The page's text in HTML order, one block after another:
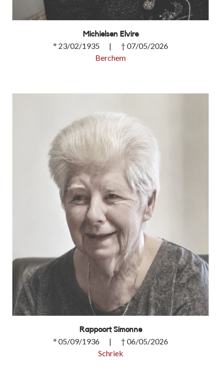
Michielsen Elvire
Michielsen Elvire
° 23/02/1935 | † 07/05/2026
Berchem
Rappoort Simonne
° 05/09/1936 | † 06/05/2026
Schriek